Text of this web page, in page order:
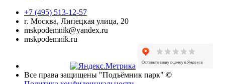
+7 (495) 513-12-57
г. Москва, Липецкая улица, 20
mskpodemnik@yandex.ru
mskpodemnik.ru
Все права защищены "Подъёмник парк" ©